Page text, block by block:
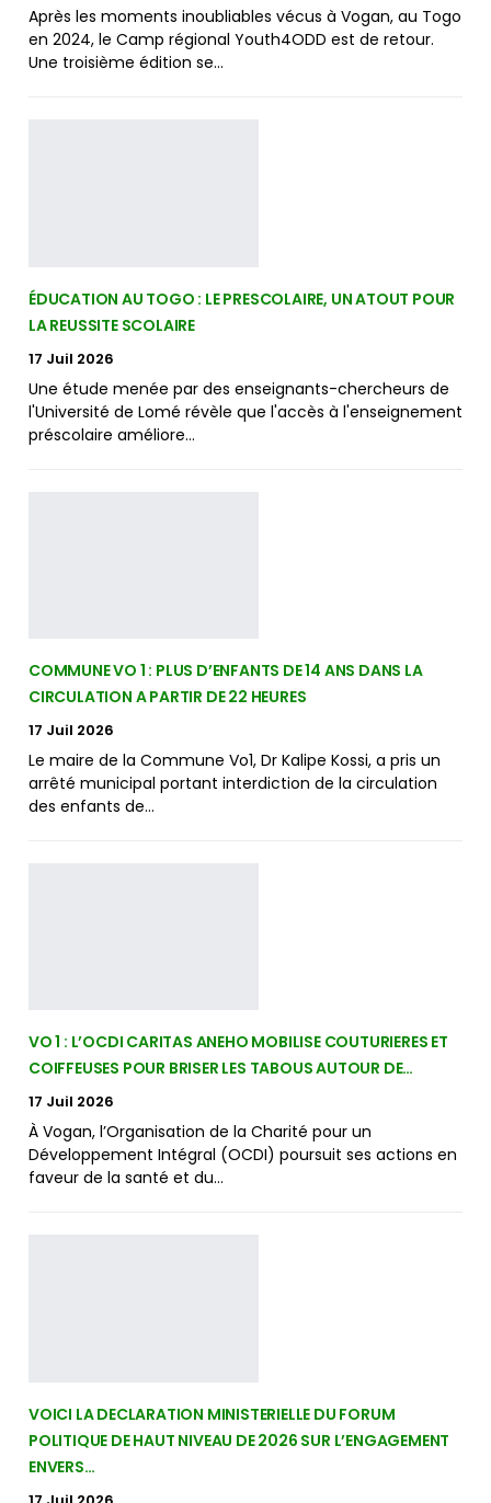
Après les moments inoubliables vécus à Vogan, au Togo
en 2024, le Camp régional Youth4ODD est de retour.
Une troisième édition se…
ÉDUCATION AU TOGO : LE PRESCOLAIRE, UN ATOUT POUR
LA REUSSITE SCOLAIRE
17 Juil 2026
Une étude menée par des enseignants-chercheurs de
l'Université de Lomé révèle que l'accès à l'enseignement
préscolaire améliore…
COMMUNE VO 1 : PLUS D’ENFANTS DE 14 ANS DANS LA
CIRCULATION A PARTIR DE 22 HEURES
17 Juil 2026
Le maire de la Commune Vo1, Dr Kalipe Kossi, a pris un
arrêté municipal portant interdiction de la circulation
des enfants de…
VO 1 : L’OCDI CARITAS ANEHO MOBILISE COUTURIERES ET
COIFFEUSES POUR BRISER LES TABOUS AUTOUR DE…
17 Juil 2026
À Vogan, l’Organisation de la Charité pour un
Développement Intégral (OCDI) poursuit ses actions en
faveur de la santé et du…
VOICI LA DECLARATION MINISTERIELLE DU FORUM
POLITIQUE DE HAUT NIVEAU DE 2026 SUR L’ENGAGEMENT
ENVERS…